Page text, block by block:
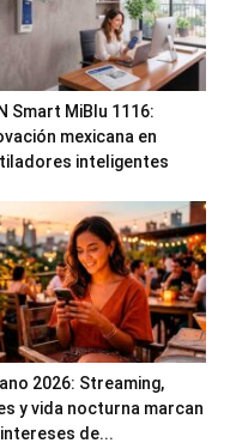
Smart MiBlu 1116:
mexicana en
inteligentes
2026: Streaming,
y vida nocturna marcan
intereses de...